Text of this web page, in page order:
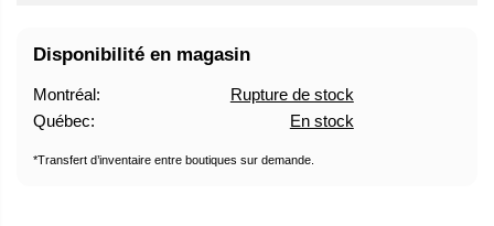
Disponibilité en magasin
Montréal:
Rupture de stock
Québec:
En stock
*Transfert d’inventaire entre boutiques sur demande.